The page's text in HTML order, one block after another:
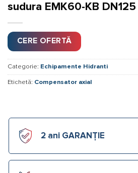
sudura EMK60-KB DN125
CERE OFERTĂ
Categorie: Echipamente Hidranti
Etichetă: Compensator axial
2 ani GARANȚIE